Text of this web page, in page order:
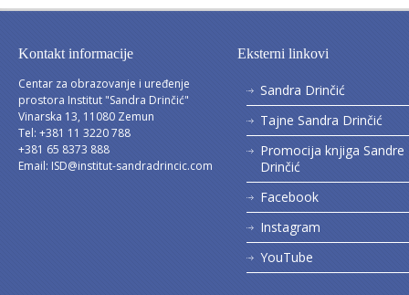
Kontakt informacije
Centar za obrazovanje i uređenje
prostora Institut "Sandra Drinčić"
Vinarska 13, 11080 Zemun
Tel: +381 11 3220 788
+381 65 8373 888
Email: ISD@institut-sandradrincic.com
Eksterni linkovi
Sandra Drinčić
Tajne Sandra Drinčić
Promocija knjiga Sandre
Drinčić
Facebook
Instagram
YouTube